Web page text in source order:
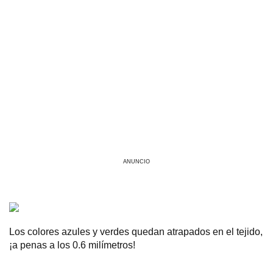
ANUNCIO
Los colores azules y verdes quedan atrapados en el tejido,
¡a penas a los 0.6 milímetros!